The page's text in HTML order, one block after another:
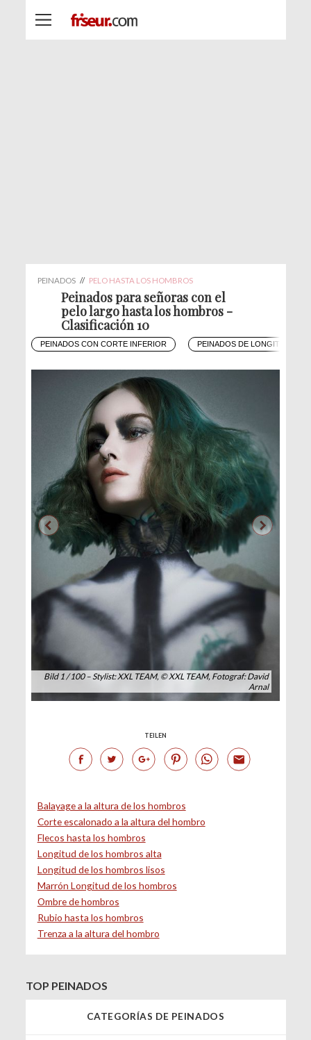
PEINADOS // PELO HASTA LOS HOMBROS
Peinados para señoras con el
pelo largo hasta los hombros -
Clasificación 10
PEINADOS CON CORTE INFERIOR PEINADOS DE LONGITUD
Bild 1 / 100 – Stylist: XXL TEAM, © XXL TEAM, Fotograf: David
Arnal
TEILEN
Balayage a la altura de los hombros
Corte escalonado a la altura del hombro
Flecos hasta los hombros
Longitud de los hombros alta
Longitud de los hombros lisos
Marrón Longitud de los hombros
Ombre de hombros
Rubio hasta los hombros
Trenza a la altura del hombro
TOP PEINADOS
CATEGORÍAS DE PEINADOS